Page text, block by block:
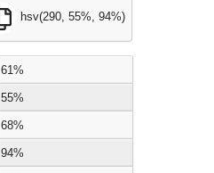
hsv(290, 55%, 94%)
61%
55%
68%
94%